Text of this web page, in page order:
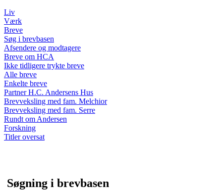
Liv
Værk
Breve
Søg i brevbasen
Afsendere og modtagere
Breve om HCA
Ikke tidligere trykte breve
Alle breve
Enkelte breve
Partner H.C. Andersens Hus
Brevveksling med fam. Melchior
Brevveksling med fam. Serre
Rundt om Andersen
Forskning
Titler oversat
Søgning i brevbasen